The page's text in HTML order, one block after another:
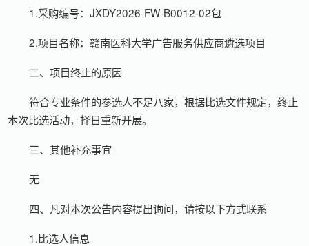
1.采购编号：JXDY2026-FW-B0012-02包
2.项目名称：赣南医科大学广告服务供应商遴选项目
二、项目终止的原因
符合专业条件的参选人不足八家，根据比选文件规定，终止
本次比选活动，择日重新开展。
三、其他补充事宜
无
四、凡对本次公告内容提出询问，请按以下方式联系
1.比选人信息